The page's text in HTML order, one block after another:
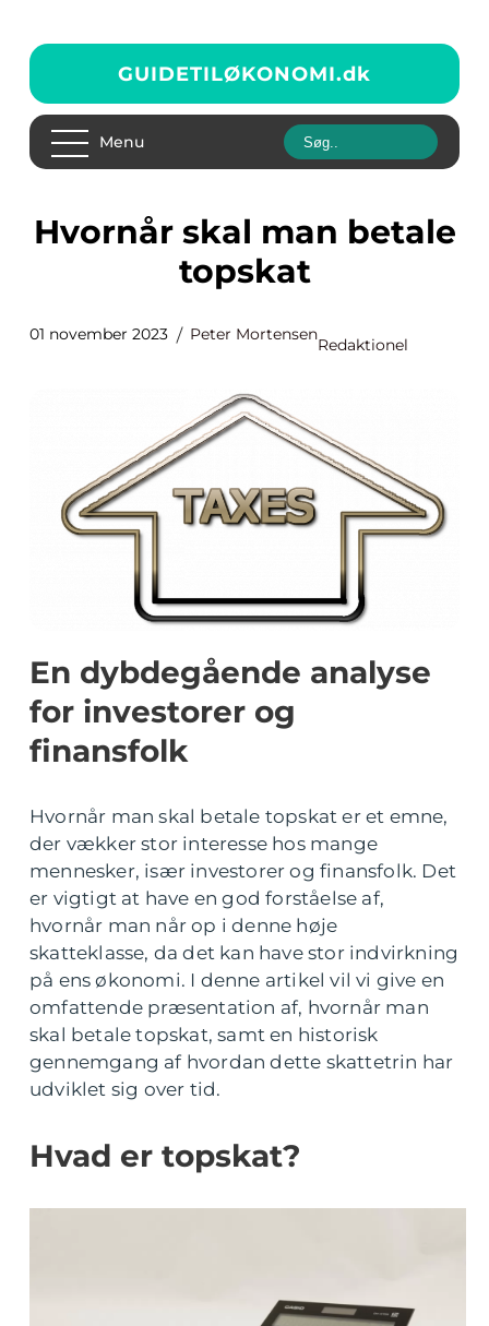
GUIDETILØKONOMI.dk
Menu
Hvornår skal man betale
topskat
01 november 2023 Peter Mortensen
Redaktionel
En dybdegående analyse
for investorer og
finansfolk
Hvornår man skal betale topskat er et emne,
der vækker stor interesse hos mange
mennesker, især investorer og finansfolk. Det
er vigtigt at have en god forståelse af,
hvornår man når op i denne høje
skatteklasse, da det kan have stor indvirkning
på ens økonomi. I denne artikel vil vi give en
omfattende præsentation af, hvornår man
skal betale topskat, samt en historisk
gennemgang af hvordan dette skattetrin har
udviklet sig over tid.
Hvad er topskat?